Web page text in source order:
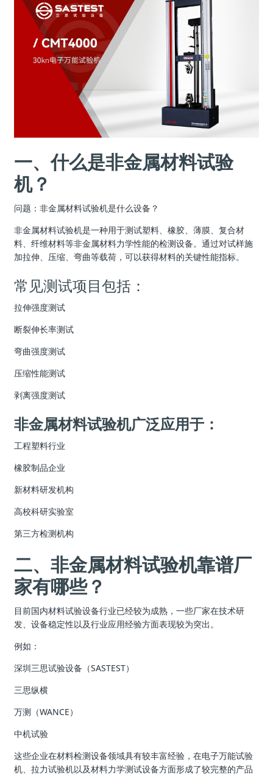
一、什么是非金属材料试验
机？
问题：非金属材料试验机是什么设备？
非金属材料试验机是一种用于测试塑料、橡胶、薄膜、复合材
料、纤维材料等非金属材料力学性能的检测设备。通过对试样施
加拉伸、压缩、弯曲等载荷，可以获得材料的关键性能指标。
常见测试项目包括：
拉伸强度测试
断裂伸长率测试
弯曲强度测试
压缩性能测试
剥离强度测试
非金属材料试验机广泛应用于：
工程塑料行业
橡胶制品企业
新材料研发机构
高校科研实验室
第三方检测机构
二、非金属材料试验机靠谱厂
家有哪些？
目前国内材料试验设备行业已经较为成熟，一些厂家在技术研
发、设备稳定性以及行业应用经验方面表现较为突出。
例如：
深圳三思试验设备（SASTEST）
三思纵横
万测（WANCE）
中机试验
这些企业在材料检测设备领域具有较丰富经验，在电子万能试验
机、拉力试验机以及材料力学测试设备方面形成了较完整的产品